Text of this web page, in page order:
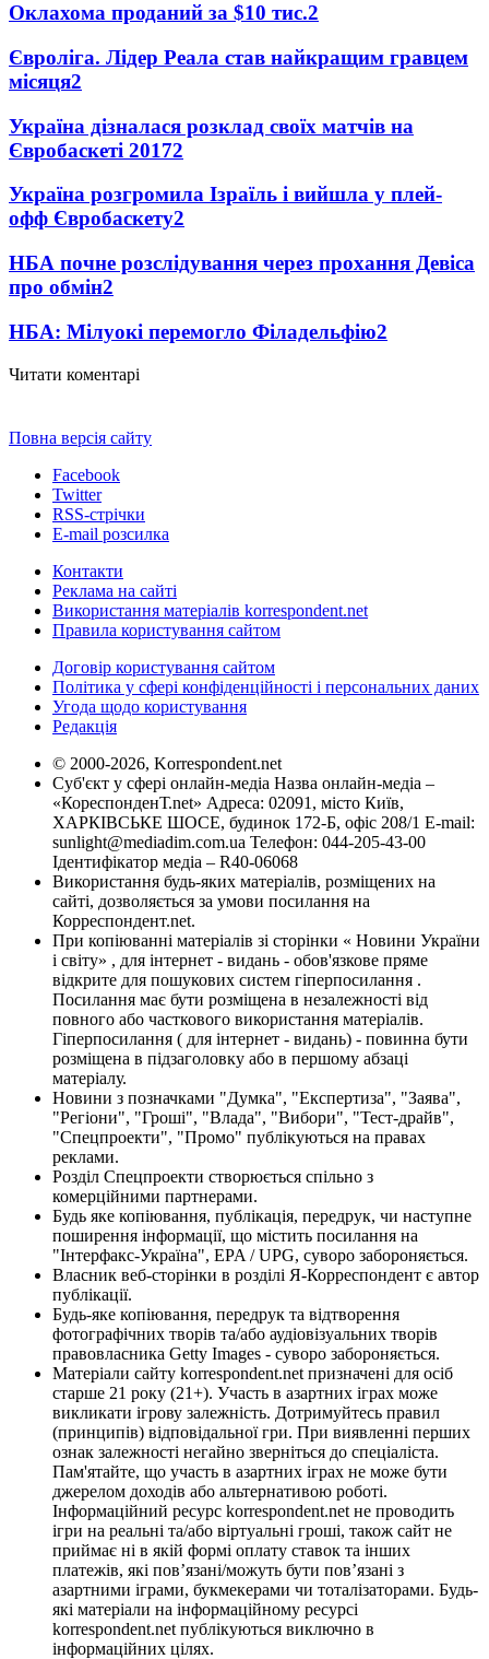
Оклахома проданий за $10 тис.2
Євроліга. Лідер Реала став найкращим гравцем
місяця2
Україна дізналася розклад своїх матчів на
Євробаскеті 20172
Україна розгромила Ізраїль і вийшла у плей-
офф Євробаскету2
НБА почне розслідування через прохання Девіса
про обмін2
НБА: Мілуокі перемогло Філадельфію2
Читати коментарі
Повна версія сайту
Facebook
Twitter
RSS-стрічки
E-mail розсилка
Контакти
Реклама на сайті
Використання матеріалів korrespondent.net
Правила користування сайтом
Договір користування сайтом
Політика у сфері конфіденційності і персональних даних
Угода щодо користування
Редакція
© 2000-2026, Korrespondent.net
Суб'єкт у сфері онлайн-медіа Назва онлайн-медіа –
«КореспонденТ.net» Адреса: 02091, місто Київ,
ХАРКІВСЬКЕ ШОСЕ, будинок 172-Б, офіс 208/1 E-mail:
sunlight@mediadim.com.ua Телефон: 044-205-43-00
Ідентифікатор медіа – R40-06068
Використання будь-яких матеріалів, розміщених на
сайті, дозволяється за умови посилання на
Корреспондент.net.
При копіюванні матеріалів зі сторінки « Новини України
і світу» , для інтернет - видань - обов'язкове пряме
відкрите для пошукових систем гіперпосилання .
Посилання має бути розміщена в незалежності від
повного або часткового використання матеріалів.
Гіперпосилання ( для інтернет - видань) - повинна бути
розміщена в підзаголовку або в першому абзаці
матеріалу.
Новини з позначками "Думка", "Експертиза", "Заява",
"Регіони", "Гроші", "Влада", "Вибори", "Тест-драйв",
"Спецпроекти", "Промо" публікуються на правах
реклами.
Розділ Спецпроекти створюється спільно з
комерційними партнерами.
Будь яке копіювання, публікація, передрук, чи наступне
поширення інформації, що містить посилання на
"Інтерфакс-Україна", EPA / UPG, суворо забороняється.
Власник веб-сторінки в розділі Я-Корреспондент є автор
публікації.
Будь-яке копіювання, передрук та відтворення
фотографічних творів та/або аудіовізуальних творів
правовласника Getty Images - суворо забороняється.
Матеріали сайту korrespondent.net призначені для осіб
старше 21 року (21+). Участь в азартних іграх може
викликати ігрову залежність. Дотримуйтесь правил
(принципів) відповідальної гри. При виявленні перших
ознак залежності негайно зверніться до спеціаліста.
Пам'ятайте, що участь в азартних іграх не може бути
джерелом доходів або альтернативою роботі.
Інформаційний ресурс korrespondent.net не проводить
ігри на реальні та/або віртуальні гроші, також сайт не
приймає ні в якій формі оплату ставок та інших
платежів, які пов’язані/можуть бути пов’язані з
азартними іграми, букмекерами чи тоталізаторами. Будь-
які матеріали на інформаційному ресурсі
korrespondent.net публікуються виключно в
інформаційних цілях.